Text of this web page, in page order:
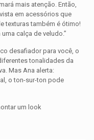
mais atenção. Então,
em acessórios que
texturas também é ótimo!
calça de veludo.”
desafiador para você, o
tonalidades da
Mas Ana alerta:
o ton-sur-ton pode
um look